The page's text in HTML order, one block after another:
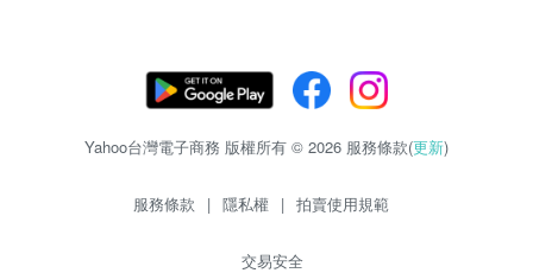
Yahoo台灣電子商務 版權所有 © 2026 服務條款(更新)
服務條款 | 隱私權 | 拍賣使用規範
交易安全